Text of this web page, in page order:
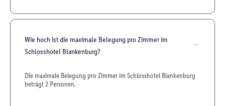
Wie hoch ist die maximale Belegung pro Zimmer im
Schlosshotel Blankenburg?
Die maximale Belegung pro Zimmer im Schlosshotel Blankenburg
beträgt 2 Personen.